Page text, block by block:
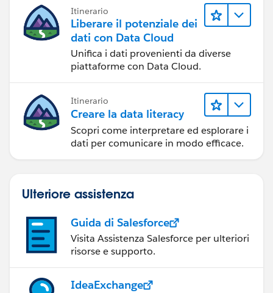
Itinerario
Liberare il potenziale dei
dati con Data Cloud
Unifica i dati provenienti da diverse
piattaforme con Data Cloud.
Itinerario
Creare la data literacy
Scopri come interpretare ed esplorare i
dati per comunicare in modo efficace.
Ulteriore assistenza
Guida di Salesforce
Visita Assistenza Salesforce per ulteriori
risorse e supporto.
IdeaExchange